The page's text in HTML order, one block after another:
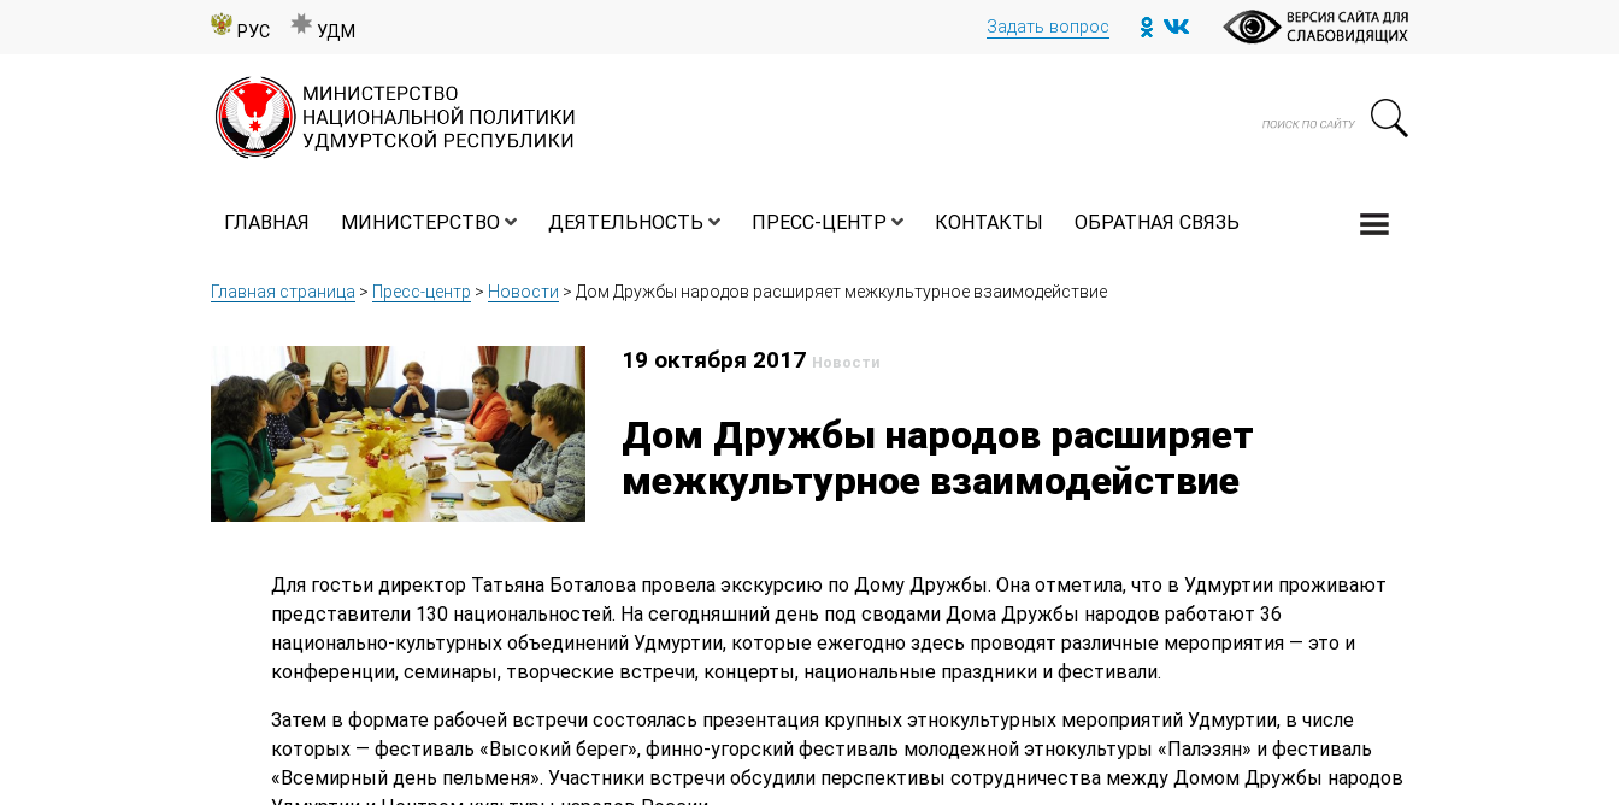
РУС УДМ Задать вопрос
ГЛАВНАЯ МИНИСТЕРСТВО ДЕЯТЕЛЬНОСТЬ ПРЕСС-ЦЕНТР КОНТАКТЫ ОБРАТНАЯ СВЯЗЬ
Главная страница > Пресс-центр > Новости > Дом Дружбы народов расширяет межкультурное взаимодействие
19 октября 2017 Новости
Дом Дружбы народов расширяет
межкультурное взаимодействие
Для гостьи директор Татьяна Боталова провела экскурсию по Дому Дружбы. Она отметила, что в Удмуртии проживают
представители 130 национальностей. На сегодняшний день под сводами Дома Дружбы народов работают 36
национально-культурных объединений Удмуртии, которые ежегодно здесь проводят различные мероприятия — это и
конференции, семинары, творческие встречи, концерты, национальные праздники и фестивали.
Затем в формате рабочей встречи состоялась презентация крупных этнокультурных мероприятий Удмуртии, в числе
которых — фестиваль «Высокий берег», финно-угорский фестиваль молодежной этнокультуры «Палэзян» и фестиваль
«Всемирный день пельменя». Участники встречи обсудили перспективы сотрудничества между Домом Дружбы народов